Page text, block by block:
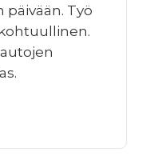
päivään. Työ